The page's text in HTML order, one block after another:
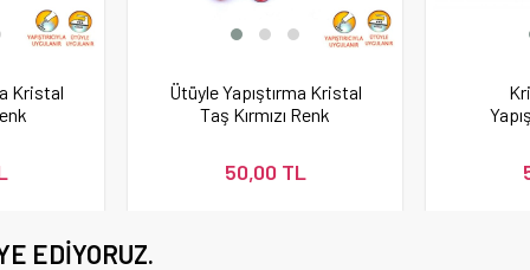
Kristal
Ütüyle Yapıştırma Kristal
Taş Kırmızı Renk
50,00 TL
EDIYORUZ.